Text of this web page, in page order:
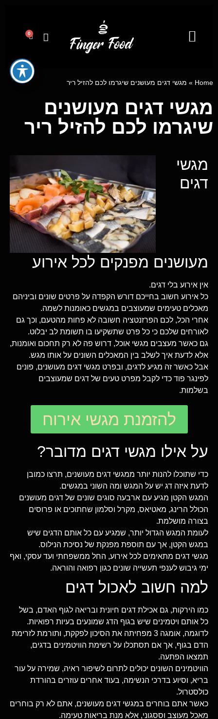
0
Home
» מגשי דגים מעושנים שיגרמו לכם להזיל ריר
מגשי דגים מעושנים
שיגרמו לכם להזיל ריר
מגשי
דגים
מעושנים מפנקים לכל אירוע
אין אירוע בלי דגים.
כל אירוע חשוב בחייכם דורש הקפדה על פרטים שונים וביניהם
מאכלים טעימים שמעוצבים במגשים כאומנות לשמה.
אחרי הכל, לכם הפרזנטציה חשובה לא פחות מהטעם, וכך גם
לאורחים שלכם כי כל פרט שתשקיעו בו תשומת לב יבלוט.
גם כאשר מעצבים מגשי אוכל, דרוש פה לא רק תחכום ואומנות,
אלא לדעת איך לשלב בין המאכלים השונים על אותו מגש.
אבל כאשר זה מגיע לדגים, ובפרט מגשי דגים מעושנים, פונים
לפינגר פוד כדי לקבל מפרט טעים של דגים שמעוצבים
בשלמות.
להזמנת מגשי אירוח
על אילו מגשי דגים מדובר?
כדי שתוכלו להנות יותר ממגשי דגים מעושנים, תרצו כמובן
לדעת איזה דג יש על המגש ומה השוני במגשים.
המגש הקטן מגיע עם ארבעה סוגים שונים של דגים מעושנים
הכולל הרינג, מאטיאס, מקרל וסלמון שחתוכים או פרוסים
בצורה מושלמת.
לעומת המגש הגדול יותר, שמגיע עם כל אותם הדגים שיש
במגש הקטן, אך עם תוספת מפנקת של נסיכת הנילוס.
מגשי דגים מתאימים לכל אירוע, החל ממשפחתי ועד עסקי, ואף
ימי גיבוש לענפי תעשייה שונים כגון רפואה והוראה.
למה חשוב לאכול דגים
כמו הירקות, גם אכילת דגים חיונית ובריאה לגוף האדם, בשל
כל אותם ויטמינים שיש בגוף הדג שמונעים בעיות רפואיות.
לדוגמה, אומגה 3 מפחיתה את הסיכון לפקקת, ותורמת לזרימת
הדם בגוף, אך אם תסתכלו על רשימת הוויטמינים בדגים,
תמצאו הפתעה.
הוויטמינים השונים יכולים לתרום לשיפור ראיה, שמירה על עור
בריא, וסיוע בדרכי הנשימה, בעוד אחרים עוזרים בהורדת
כולסטרול.
כאשר אתם בוחרים במגשי דגים מעושנים, אתם לא רק בוחרים
מאכל מעוצב וססגוני, אלא מנת בריאות טעימה.